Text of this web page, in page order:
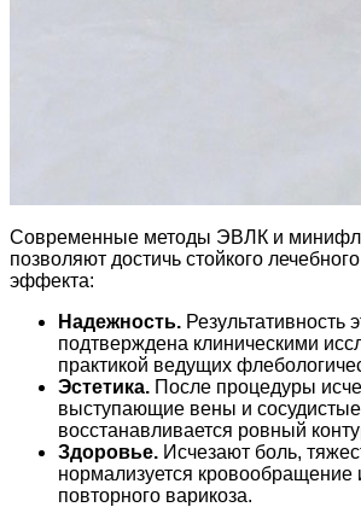
Современные методы ЭВЛК и
позволяют достичь стойкого
эффекта:
Надежность. Результативность
подтверждена клиническими
практикой ведущих
Эстетика. После процедуры
выступающие вены и
восстанавливается ровный
Здоровье. Исчезают боль,
нормализуется кровообращение
повторного варикоза.